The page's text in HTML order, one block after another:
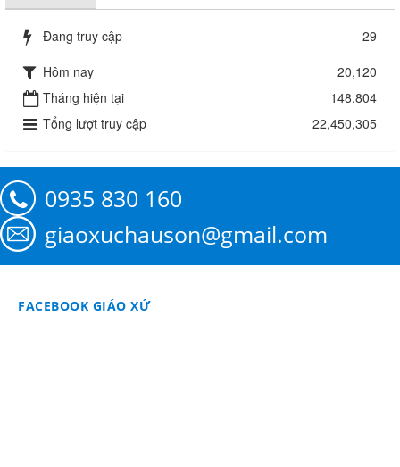
Đang truy cập
29
Hôm nay
20,120
Tháng hiện tại
148,804
Tổng lượt truy cập
22,450,305
0935 830 160
giaoxuchauson@gmail.com
FACEBOOK GIÁO XỨ